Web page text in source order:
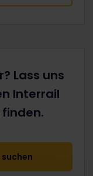
Lass uns
Interrail
finden.